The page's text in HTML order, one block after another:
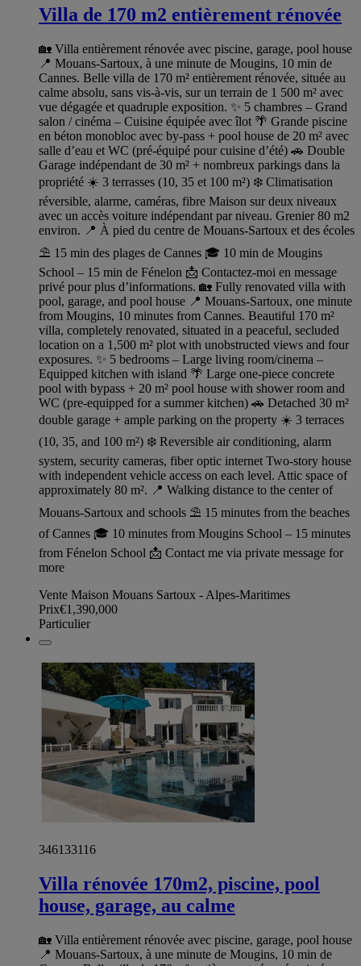
Villa de 170 m2 entièrement rénovée
🏡 Villa entièrement rénovée avec piscine, garage, pool house
📍 Mouans-Sartoux, à une minute de Mougins, 10 min de
Cannes. Belle villa de 170 m² entièrement rénovée, située au
calme absolu, sans vis-à-vis, sur un terrain de 1 500 m² avec
vue dégagée et quadruple exposition. ✨ 5 chambres – Grand
salon / cinéma – Cuisine équipée avec îlot 🌴 Grande piscine
en béton monobloc avec by-pass + pool house de 20 m² avec
salle d’eau et WC (pré-équipé pour cuisine d’été) 🚗 Double
Garage indépendant de 30 m² + nombreux parkings dans la
propriété ☀️ 3 terrasses (10, 35 et 100 m²) ❄️ Climatisation
réversible, alarme, caméras, fibre Maison sur deux niveaux
avec un accès voiture indépendant par niveau. Grenier 80 m2
environ. 📍 À pied du centre de Mouans-Sartoux et des écoles
⛱️ 15 min des plages de Cannes 🎓 10 min de Mougins
School – 15 min de Fénelon 📩 Contactez-moi en message
privé pour plus d’informations. 🏡 Fully renovated villa with
pool, garage, and pool house 📍 Mouans-Sartoux, one minute
from Mougins, 10 minutes from Cannes. Beautiful 170 m²
villa, completely renovated, situated in a peaceful, secluded
location on a 1,500 m² plot with unobstructed views and four
exposures. ✨ 5 bedrooms – Large living room/cinema –
Equipped kitchen with island 🌴 Large one-piece concrete
pool with bypass + 20 m² pool house with shower room and
WC (pre-equipped for a summer kitchen) 🚗 Detached 30 m²
double garage + ample parking on the property ☀️ 3 terraces
(10, 35, and 100 m²) ❄️ Reversible air conditioning, alarm
system, security cameras, fiber optic internet Two-story house
with independent vehicle access on each level. Attic space of
approximately 80 m². 📍 Walking distance to the center of
Mouans-Sartoux and schools ⛱️ 15 minutes from the beaches
of Cannes 🎓 10 minutes from Mougins School – 15 minutes
from Fénelon School 📩 Contact me via private message for
more
Vente Maison Mouans Sartoux - Alpes-Maritimes
Prix€1,390,000
Particulier
346133116
Villa rénovée 170m2, piscine, pool
house, garage, au calme
🏡 Villa entièrement rénovée avec piscine, garage, pool house
📍 Mouans-Sartoux, à une minute de Mougins, 10 min de